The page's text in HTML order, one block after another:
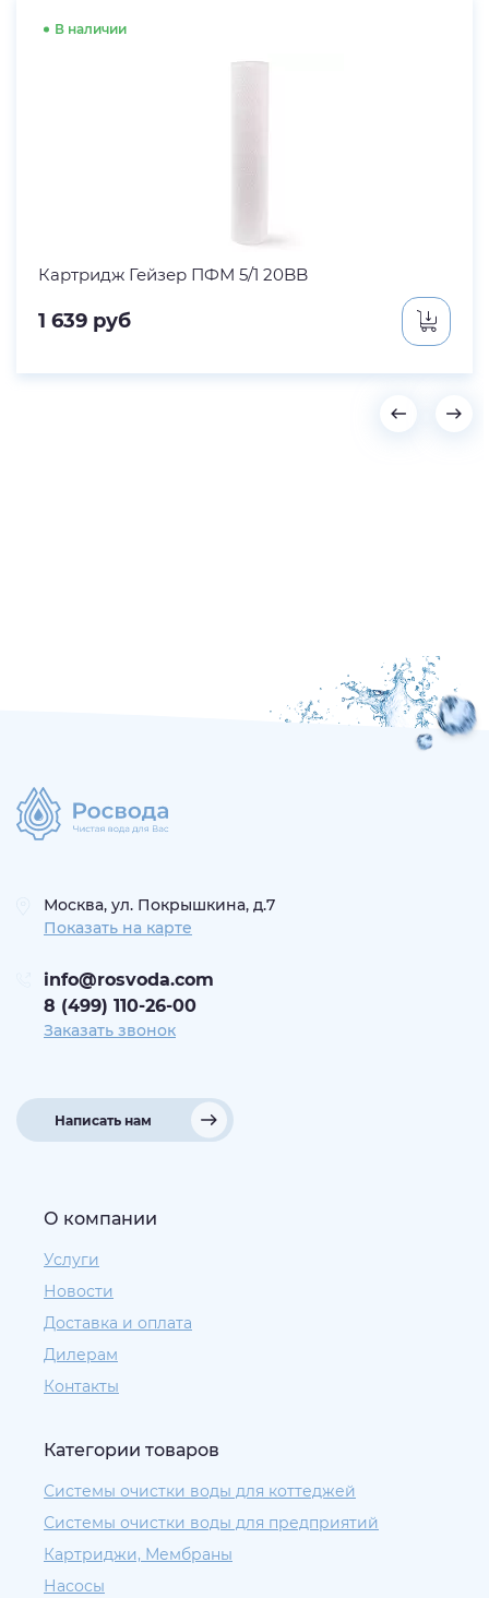
В наличии
Картридж Гейзер ПФМ 5/1 20BB
1 639 руб
Москва, ул. Покрышкина, д.7
Показать на карте
info@rosvoda.com
8 (499) 110-26-00
Заказать звонок
Написать нам
О компании
Услуги
Новости
Доставка и оплата
Дилерам
Контакты
Категории товаров
Системы очистки воды для коттеджей
Системы очистки воды для предприятий
Картриджи, Мембраны
Насосы